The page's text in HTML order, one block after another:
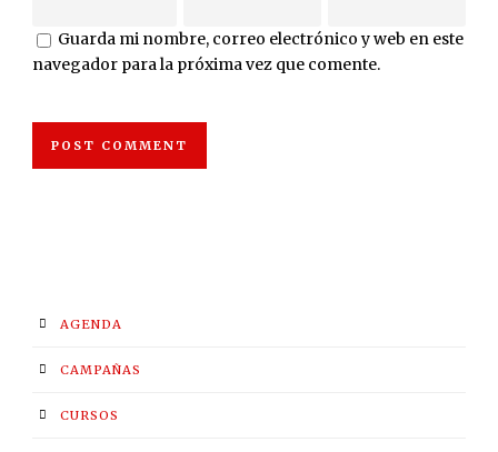
Guarda mi nombre, correo electrónico y web en este
navegador para la próxima vez que comente.
AGENDA
CAMPAÑAS
CURSOS